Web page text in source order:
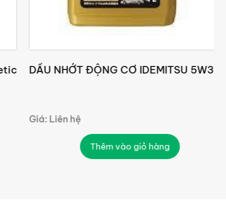
DẦU NHỚT ĐỘNG CƠ IDEMITSU 5W30
Giá: Liên hệ
Thêm vào giỏ hàng